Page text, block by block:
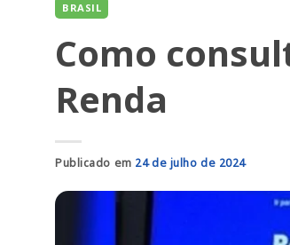
BRASIL
Como
Renda
Publicado em 24 de julho de 2024